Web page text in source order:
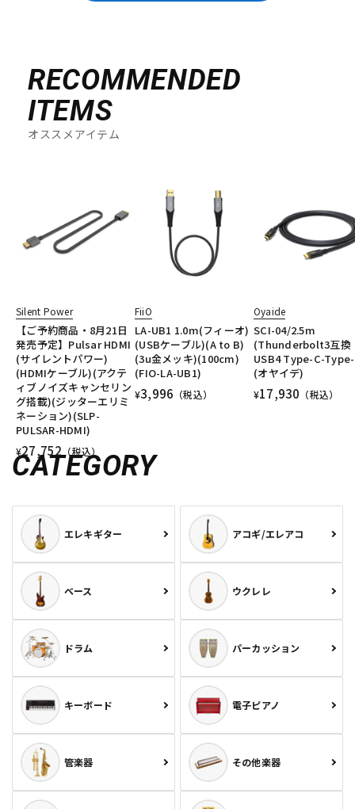
RECOMMENDED
ITEMS
オススメアイテム
Silent Power
【ご予約商品・8月21日
発売予定】Pulsar HDMI
(サイレントパワー)
(HDMIケーブル)(アクテ
ィブノイズキャンセリン
グ搭載)(ジッターエリミ
ネーション)(SLP-
PULSAR-HDMI)
¥27,752 （税込）
FiiO
LA-UB1 1.0m(フィーオ)
(USBケーブル)(A to B)
(3u金メッキ)(100cm)
(FIO-LA-UB1)
¥3,996 （税込）
Oyaide
SCI-04/2.5m
(Thunderbolt3互換
USB4 Type-C-
(オヤイデ)
¥17,930 （税込）
CATEGORY
エレキギター アコギ/エレアコ
ベース ウクレレ
ドラム パーカッション
キーボード 電子ピアノ
管楽器 その他楽器